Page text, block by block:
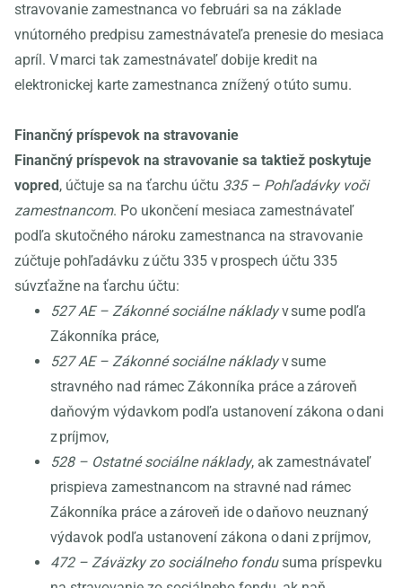
stravovanie zamestnanca vo februári sa na základe
vnútorného predpisu zamestnávateľa prenesie do mesiaca
apríl. V marci tak zamestnávateľ dobije kredit na
elektronickej karte zamestnanca znížený o túto sumu.
Finančný príspevok na stravovanie
Finančný príspevok na stravovanie sa taktiež poskytuje
vopred, účtuje sa na ťarchu účtu 335 – Pohľadávky voči
zamestnancom. Po ukončení mesiaca zamestnávateľ
podľa skutočného nároku zamestnanca na stravovanie
zúčtuje pohľadávku z účtu 335 v prospech účtu 335
súvzťažne na ťarchu účtu:
527 AE – Zákonné sociálne nákladyv sume podľa
Zákonníka práce,
527 AE – Zákonné sociálne nákladyv sume
stravného nad rámec Zákonníka práce a zároveň
daňovým výdavkom podľa ustanovení zákona o dani
z príjmov,
528 – Ostatné sociálne náklady, ak zamestnávateľ
prispieva zamestnancom na stravné nad rámec
Zákonníka práce a zároveň ide o daňovo neuznaný
výdavok podľa ustanovení zákona o dani z príjmov,
472 – Záväzky zo sociálneho fondusuma príspevku